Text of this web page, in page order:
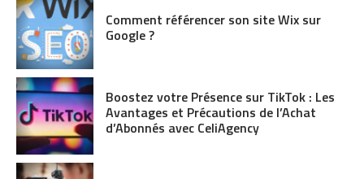
Comment référencer son site Wix sur
Google ?
Boostez votre Présence sur TikTok : Les
Avantages et Précautions de l’Achat
d’Abonnés avec CeliAgency